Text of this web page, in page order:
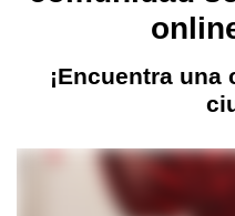
¡Encuentra